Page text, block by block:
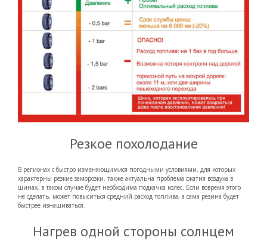
Резкое похолодание
В регионах с быстро изменяющимися погодными условиями, для которых
характерны резкие заморозки, также актуальна проблема сжатия воздуха в
шинах, в таком случае будет необходима подкачка колес. Если вовремя этого
не сделать, может повыситься средний расход топлива, а сама резина будет
быстрее изнашиваться.
Нагрев одной стороны солнцем